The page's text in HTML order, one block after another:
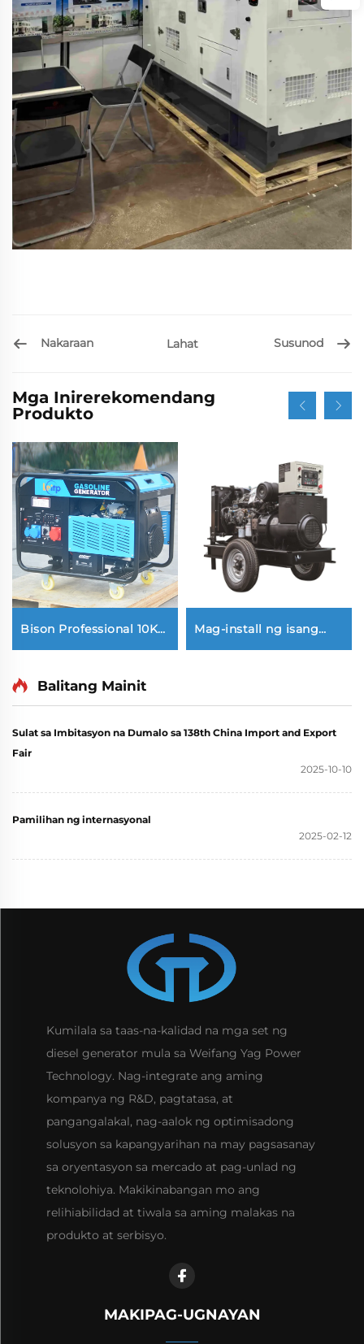
Nakaraan Lahat Susunod
Mga Inirerekomendang
Produkto
Bison Professional 10Kw
1000W Petrol Gasoline
110V 220V 380V 50Hz
Mag-install ng isang
mobile trailer type
Balitang Mainit
Sulat sa Imbitasyon na Dumalo sa 138th China Import and Export
Fair
2025-10-10
Pamilihan ng internasyonal
2025-02-12
Kumilala sa taas-na-kalidad na mga set ng
diesel generator mula sa Weifang Yag Power
Technology. Nag-integrate ang aming
kompanya ng R&D, pagtatasa, at
pangangalakal, nag-aalok ng optimisadong
solusyon sa kapangyarihan na may pagsasanay
sa oryentasyon sa mercado at pag-unlad ng
teknolohiya. Makikinabangan mo ang
relihiabilidad at tiwala sa aming malakas na
produkto at serbisyo.
MAKIPAG-UGNAYAN